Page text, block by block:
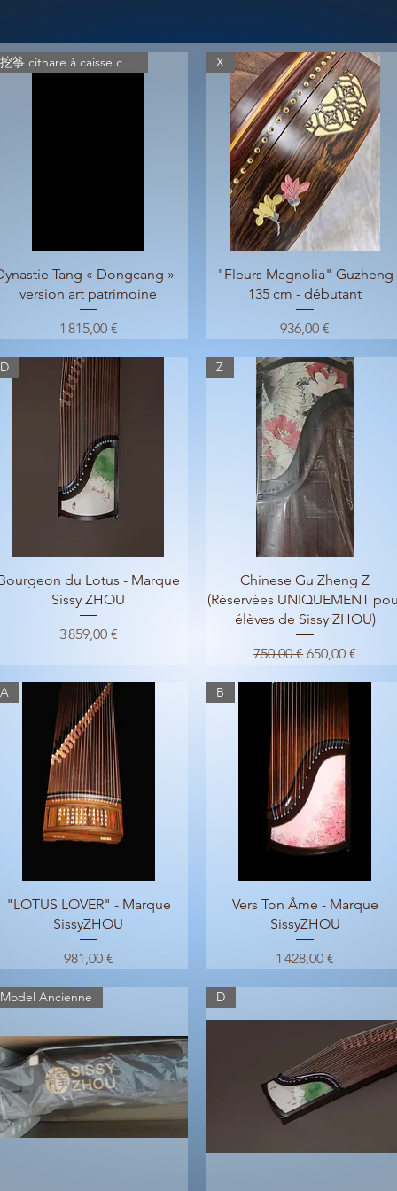
Aperçu rapide
挖筝 cithare à caisse creusée
Tang « Dongcang » -
version art patrimoine
Prix
1 815,00 €
Aperçu rapide
X
"Fleurs Magnolia" Guzheng
135 cm - débutant
Prix
936,00 €
Aperçu rapide
D
du Lotus - Marque
Sissy ZHOU
Prix
3 859,00 €
Aperçu rapide
Z
Chinese Gu Zheng Z
(Réservées UNIQUEMENT
élèves de Sissy ZHOU)
Prix original
750,00 €Prix
650,00 €
Aperçu rapide
A
"LOTUS LOVER" - Marque
SissyZHOU
Prix
981,00 €
Aperçu rapide
B
Vers Ton Âme - Marque
SissyZHOU
Prix
1 428,00 €
Model Ancienne D